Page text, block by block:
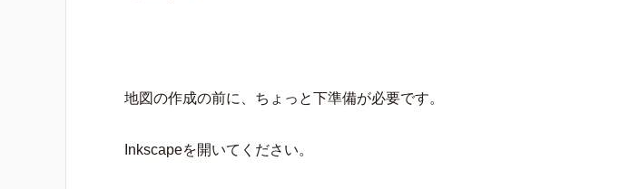
地図の作成の前に、ちょっと下準備が必要です。
Inkscapeを開いてください。